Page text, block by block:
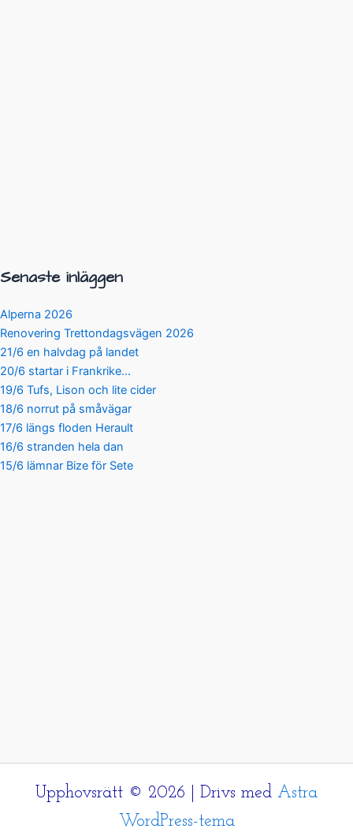
Senaste inläggen
Alperna 2026
Renovering Trettondagsvägen 2026
21/6 en halvdag på landet
20/6 startar i Frankrike…
19/6 Tufs, Lison och lite cider
18/6 norrut på småvägar
17/6 längs floden Herault
16/6 stranden hela dan
15/6 lämnar Bize för Sete
Upphovsrätt © 2026 | Drivs med Astra
WordPress-tema